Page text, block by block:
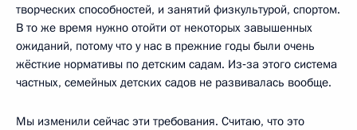
творческих способностей, и занятий физкультурой, спортом.
В то же время нужно отойти от некоторых завышенных
ожиданий, потому что у нас в прежние годы были очень
жёсткие нормативы по детским садам. Из‑за этого система
частных, семейных детских садов не развивалась вообще.
Мы изменили сейчас эти требования. Считаю, что это